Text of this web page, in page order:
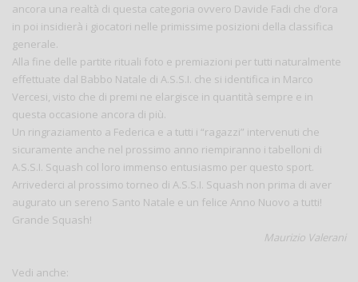
ancora una realtà di questa categoria ovvero Davide Fadi che d’ora
in poi insidierà i giocatori nelle primissime posizioni della classifica
generale.
Alla fine delle partite rituali foto e premiazioni per tutti naturalmente
effettuate dal Babbo Natale di A.S.S.I. che si identifica in Marco
Vercesi, visto che di premi ne elargisce in quantità sempre e in
questa occasione ancora di più.
Un ringraziamento a Federica e a tutti i “ragazzi” intervenuti che
sicuramente anche nel prossimo anno riempiranno i tabelloni di
A.S.S.I. Squash col loro immenso entusiasmo per questo sport.
Arrivederci al prossimo torneo di A.S.S.I. Squash non prima di aver
augurato un sereno Santo Natale e un felice Anno Nuovo a tutti!
Grande Squash!
Maurizio Valerani
Vedi anche: